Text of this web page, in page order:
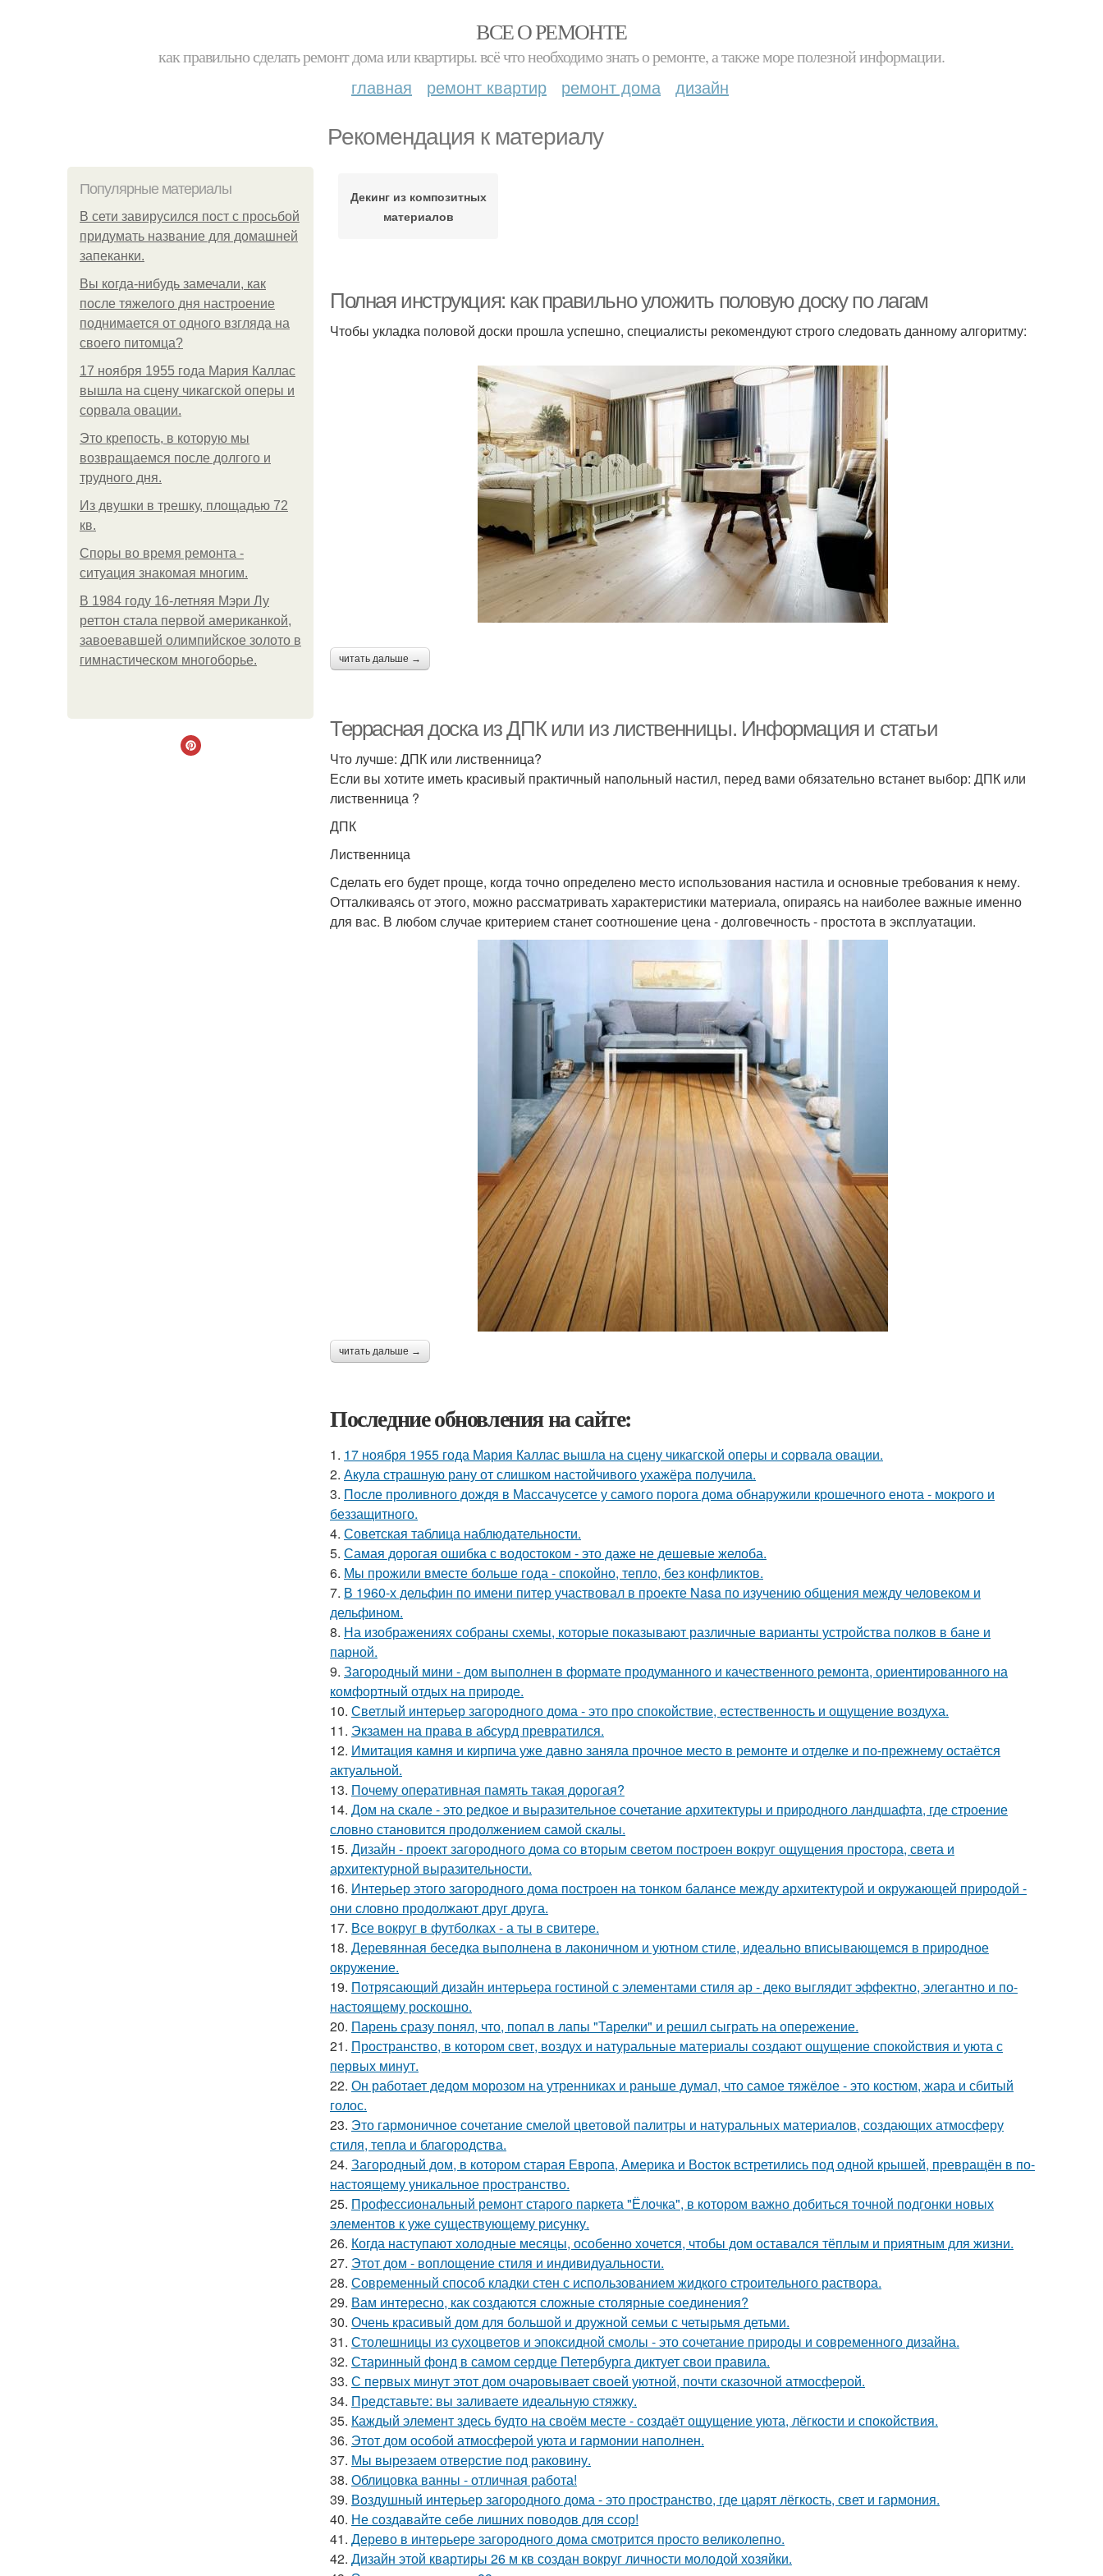
ВСЕ О РЕМОНТЕ
как правильно сделать ремонт дома или квартиры. всё что необходимо знать о ремонте, а также море полезной информации.
главная ремонт квартир ремонт дома дизайн
Рекомендация к материалу
Популярные материалы
В сети завирусился пост с просьбой
придумать название для домашней
запеканки.
Вы когда-нибудь замечали, как
после тяжелого дня настроение
поднимается от одного взгляда на
своего питомца?
17 ноября 1955 года Мария Каллас
вышла на сцену чикагской оперы и
сорвала овации.
Это крепость, в которую мы
возвращаемся после долгого и
трудного дня.
Из двушки в трешку, площадью 72
кв.
Споры во время ремонта -
ситуация знакомая многим.
В 1984 году 16-летняя Мэри Лу
реттон стала первой американкой,
завоевавшей олимпийское золото в
гимнастическом многоборье.
Декинг из композитных
материалов
Полная инструкция: как правильно уложить половую доску по лагам
Чтобы укладка половой доски прошла успешно, специалисты рекомендуют строго следовать данному алгоритму:
читать дальше →
Террасная доска из ДПК или из лиственницы. Информация и статьи
Что лучше: ДПК или лиственница?
Если вы хотите иметь красивый практичный напольный настил, перед вами обязательно встанет выбор: ДПК или
лиственница ?
ДПК
Лиственница
Сделать его будет проще, когда точно определено место использования настила и основные требования к нему.
Отталкиваясь от этого, можно рассматривать характеристики материала, опираясь на наиболее важные именно
для вас. В любом случае критерием станет соотношение цена - долговечность - простота в эксплуатации.
читать дальше →
Последние обновления на сайте:
1. 17 ноября 1955 года Мария Каллас вышла на сцену чикагской оперы и сорвала овации.
2. Акула страшную рану от слишком настойчивого ухажёра получила.
3. После проливного дождя в Массачусетсе у самого порога дома обнаружили крошечного енота - мокрого и
беззащитного.
4. Советская таблица наблюдательности.
5. Самая дорогая ошибка с водостоком - это даже не дешевые желоба.
6. Мы прожили вместе больше года - спокойно, тепло, без конфликтов.
7. В 1960-х дельфин по имени питер участвовал в проекте Nasa по изучению общения между человеком и
дельфином.
8. На изображениях собраны схемы, которые показывают различные варианты устройства полков в бане и
парной.
9. Загородный мини - дом выполнен в формате продуманного и качественного ремонта, ориентированного на
комфортный отдых на природе.
10. Светлый интерьер загородного дома - это про спокойствие, естественность и ощущение воздуха.
11. Экзамен на права в абсурд превратился.
12. Имитация камня и кирпича уже давно заняла прочное место в ремонте и отделке и по-прежнему остаётся
актуальной.
13. Почему оперативная память такая дорогая?
14. Дом на скале - это редкое и выразительное сочетание архитектуры и природного ландшафта, где строение
словно становится продолжением самой скалы.
15. Дизайн - проект загородного дома со вторым светом построен вокруг ощущения простора, света и
архитектурной выразительности.
16. Интерьер этого загородного дома построен на тонком балансе между архитектурой и окружающей природой -
они словно продолжают друг друга.
17. Все вокруг в футболках - а ты в свитере.
18. Деревянная беседка выполнена в лаконичном и уютном стиле, идеально вписывающемся в природное
окружение.
19. Потрясающий дизайн интерьера гостиной с элементами стиля ар - деко выглядит эффектно, элегантно и по-
настоящему роскошно.
20. Парень сразу понял, что, попал в лапы "Тарелки" и решил сыграть на опережение.
21. Пространство, в котором свет, воздух и натуральные материалы создают ощущение спокойствия и уюта с
первых минут.
22. Он работает дедом морозом на утренниках и раньше думал, что самое тяжёлое - это костюм, жара и сбитый
голос.
23. Это гармоничное сочетание смелой цветовой палитры и натуральных материалов, создающих атмосферу
стиля, тепла и благородства.
24. Загородный дом, в котором старая Европа, Америка и Восток встретились под одной крышей, превращён в по-
настоящему уникальное пространство.
25. Профессиональный ремонт старого паркета "Ёлочка", в котором важно добиться точной подгонки новых
элементов к уже существующему рисунку.
26. Когда наступают холодные месяцы, особенно хочется, чтобы дом оставался тёплым и приятным для жизни.
27. Этот дом - воплощение стиля и индивидуальности.
28. Современный способ кладки стен с использованием жидкого строительного раствора.
29. Вам интересно, как создаются сложные столярные соединения?
30. Очень красивый дом для большой и дружной семьи с четырьмя детьми.
31. Столешницы из сухоцветов и эпоксидной смолы - это сочетание природы и современного дизайна.
32. Старинный фонд в самом сердце Петербурга диктует свои правила.
33. С первых минут этот дом очаровывает своей уютной, почти сказочной атмосферой.
34. Представьте: вы заливаете идеальную стяжку.
35. Каждый элемент здесь будто на своём месте - создаёт ощущение уюта, лёгкости и спокойствия.
36. Этот дом особой атмосферой уюта и гармонии наполнен.
37. Мы вырезаем отверстие под раковину.
38. Облицовка ванны - отличная работа!
39. Воздушный интерьер загородного дома - это пространство, где царят лёгкость, свет и гармония.
40. Не создавайте себе лишних поводов для ссор!
41. Дерево в интерьере загородного дома смотрится просто великолепно.
42. Дизайн этой квартиры 26 м кв создан вокруг личности молодой хозяйки.